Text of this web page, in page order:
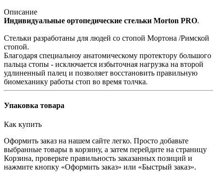
Описание
Индивидуальные ортопедические стельки Morton PRO.
Стельки разработаны для людей со стопой Мортона /Римской
стопой.
Благодаря специальноу анатомическому протектору большого
пальца стопы - исключается избыточная нагрузка на второй
удлиненный палец и позволяет восстановить правильную
биомеханику работы стоп во время толчка.
Упаковка товара
Как купить
Оформить заказ на нашем сайте легко. Просто добавьте
выбранные товары в корзину, а затем перейдите на страницу
Корзина, проверьте правильность заказанных позиций и
нажмите кнопку «Оформить заказ» или «Быстрый заказ».